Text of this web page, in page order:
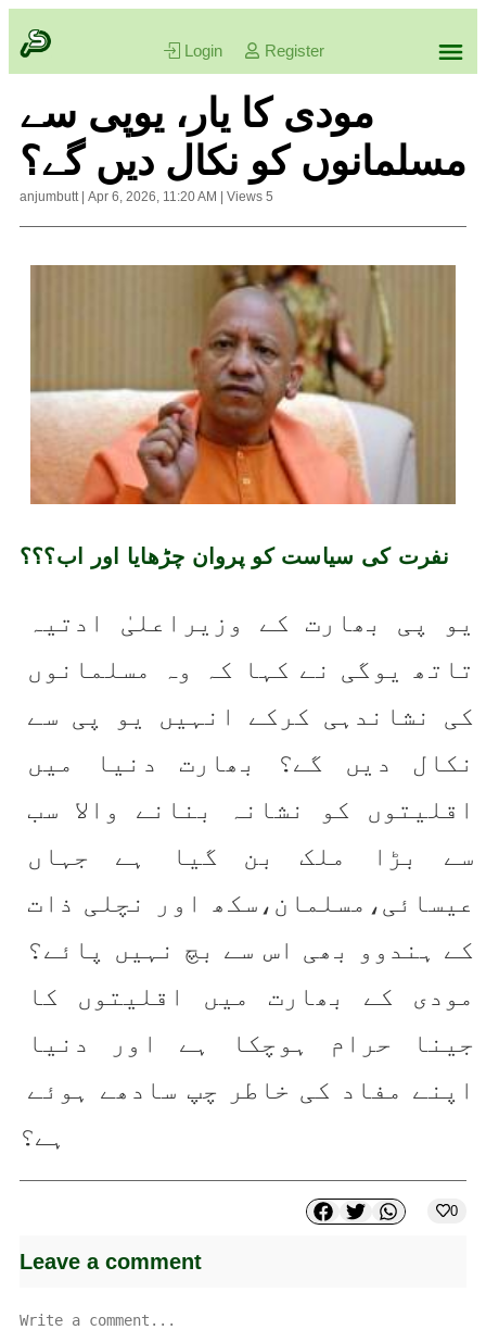
Login Register
مودی کا یار، یوپی سے
مسلمانوں کو نکال دیں گے؟
anjumbutt| Apr 6, 2026, 11:20 AM Views 5
نفرت کی سیاست کو پروان چڑھایا اور اب؟؟؟
0
Leave a comment